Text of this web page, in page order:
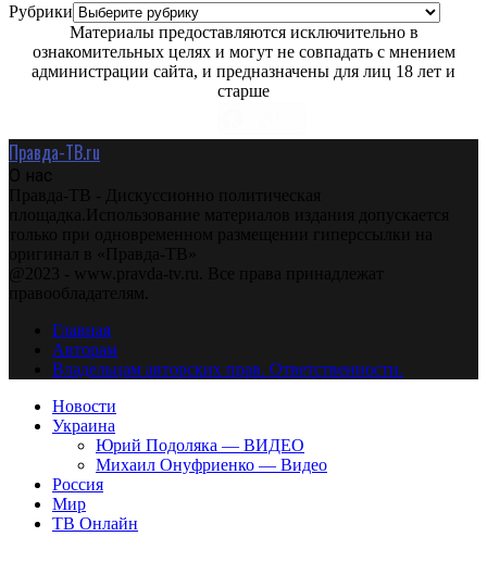
Рубрики
Материалы предоставляются исключительно в
ознакомительных целях и могут не совпадать с мнением
администрации сайта, и предназначены для лиц 18 лет и
старше
Правда-ТВ.ru
О нас
Правда-ТВ - Дискуссионно политическая
площадка.Использование материалов издания допускается
только при одновременном размещении гиперссылки на
оригинал в «Правда-ТВ»
@2023 - www.pravda-tv.ru. Все права принадлежат
правообладателям.
Главная
Авторам
Владельцам авторских прав. Ответственности.
Новости
Украина
Юрий Подоляка — ВИДЕО
Михаил Онуфриенко — Видео
Россия
Мир
ТВ Онлайн